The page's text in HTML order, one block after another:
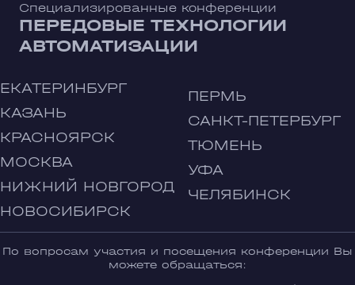
Специализированные конференции
ПЕРЕДОВЫЕ ТЕХНОЛОГИИ
АВТОМАТИЗАЦИИ
ЕКАТЕРИНБУРГ
КАЗАНЬ
КРАСНОЯРСК
МОСКВА
НИЖНИЙ НОВГОРОД
НОВОСИБИРСК
ПЕРМЬ
САНКТ-ПЕТЕРБУРГ
ТЮМЕНЬ
УФА
ЧЕЛЯБИНСК
По вопросам участия и посещения конференции Вы
можете обращаться: